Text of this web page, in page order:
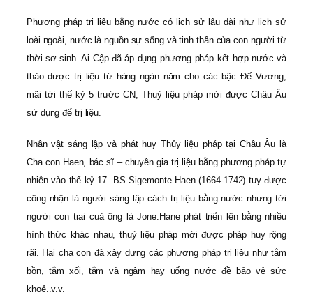
Phương pháp trị liệu bằng nước có lịch sử lâu dài như lịch sử
loài ngoài, nước là nguồn sự sống và tinh thần của con người từ
thời sơ sinh. Ai Cập đã áp dụng phương pháp kết hợp nước và
thảo dược trị liệu từ hàng ngàn năm cho các bậc Đế Vương,
mãi tới thế kỷ 5 trước CN, Thuỷ liệu pháp mới được Châu Âu
sử dụng để trị liệu.
Nhân vật sáng lập và phát huy Thủy liệu pháp tại Châu Âu là
Cha con Haen, bác sĩ – chuyên gia trị liệu bằng phương pháp tự
nhiên vào thế kỷ 17. BS Sigemonte Haen (1664-1742) tuy được
công nhận là người sáng lập cách trị liệu bằng nước nhưng tới
người con trai cuả ông là Jone.Hane phát triển lên bằng nhiều
hình thức khác nhau, thuỷ liệu pháp mới được pháp huy rộng
rãi. Hai cha con đã xây dựng các phương pháp trị liệu như tắm
bồn, tắm xối, tắm và ngâm hay uống nước đề bảo vệ sức
khoẻ..v.v.